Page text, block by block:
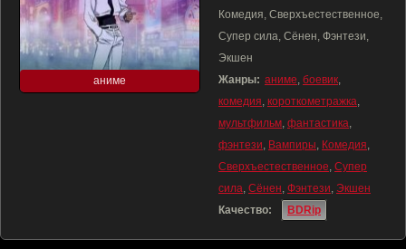
аниме
Комедия, Сверхъестественное,
Супер сила, Сёнен, Фэнтези,
Экшен
Жанры: аниме, боевик,
комедия, короткометражка,
мультфильм, фантастика,
фэнтези, Вампиры, Комедия,
Сверхъестественное, Супер
сила, Сёнен, Фэнтези, Экшен
Качество:
BDRip